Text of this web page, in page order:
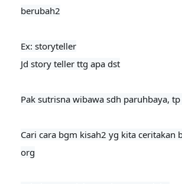
berubah2
Ex: storyteller
Jd story teller ttg apa dst
Pak sutrisna wibawa sdh paruhbaya,
Cari cara bgm kisah2 yg kita ceritakan
org